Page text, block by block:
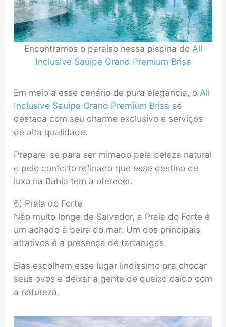
Encontramos o paraíso nessa piscina do All
Inclusive Sauípe Grand Premium Brisa
Em meio a esse cenário de pura elegância, o All
Inclusive Sauípe Grand Premium Brisa se
destaca com seu charme exclusivo e serviços
de alta qualidade.
Prepare-se para ser mimado pela beleza natural
e pelo conforto refinado que esse destino de
luxo na Bahia tem a oferecer.
6) Praia do Forte
Não muito longe de Salvador, a Praia do Forte é
um achado à beira do mar. Um dos principais
atrativos é a presença de tartarugas.
Elas escolhem esse lugar lindíssimo pra chocar
seus ovos e deixar a gente de queixo caído com
a natureza.